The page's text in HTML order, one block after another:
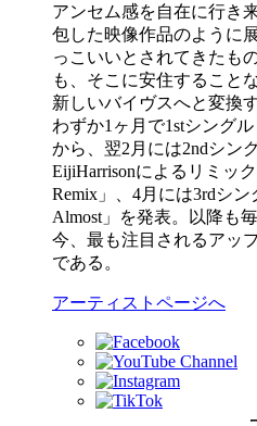
アンセム感を自在に行き
包した映像作品のように
っこいいとされてきたも
も、そこに安住すること
新しいバイヴスへと変換
わずか1ヶ月で1stシング
から、翌2月には2ndシン
EijiHarrisonによるリミッ
Remix」、4月には3rdシン
Almost」を発表。以降も
今、最も注目されるアッ
である。
アーティストページへ